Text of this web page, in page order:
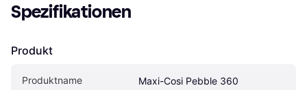
Spezifikationen
Produkt
Produktname Maxi-Cosi Pebble 360